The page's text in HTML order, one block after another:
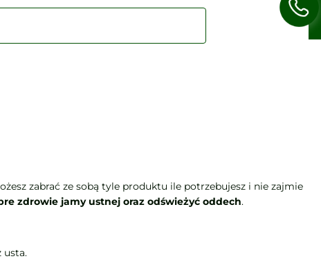
zabrać ze sobą tyle produktu ile potrzebujesz i nie zajmie
zdrowie jamy ustnej oraz odświeżyć oddech.
usta.